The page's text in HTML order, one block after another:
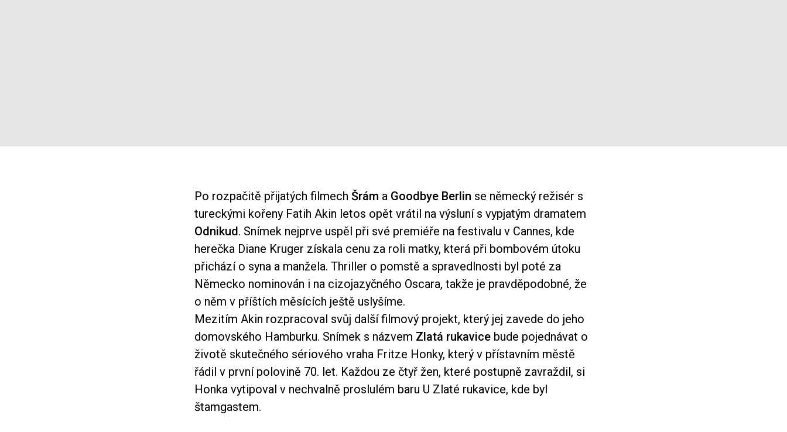
Po rozpačitě přijatých filmech Šrám a Goodbye Berlin se německý režisér s
tureckými kořeny Fatih Akin letos opět vrátil na výsluní s vypjatým dramatem
Odnikud. Snímek nejprve uspěl při své premiéře na festivalu v Cannes, kde
herečka Diane Kruger získala cenu za roli matky, která při bombovém útoku
přichází o syna a manžela. Thriller o pomstě a spravedlnosti byl poté za
Německo nominován i na cizojazyčného Oscara, takže je pravděpodobné, že
o něm v příštích měsících ještě uslyšíme.
Mezitím Akin rozpracoval svůj další filmový projekt, který jej zavede do jeho
domovského Hamburku. Snímek s názvem Zlatá rukavice bude pojednávat o
životě skutečného sériového vraha Fritze Honky, který v přístavním městě
řádil v první polovině 70. let. Každou ze čtyř žen, které postupně zavraždil, si
Honka vytipoval v nechvalně proslulém baru U Zlaté rukavice, kde byl
štamgastem.